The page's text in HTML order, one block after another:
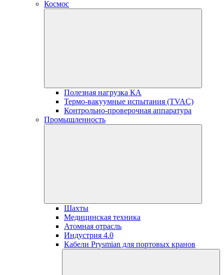
Космос
Полезная нагрузка КА
Термо-вакуумные испытания (TVAC)
Контрольно-проверочная аппаратура
Промышленность
Шахты
Медицинская техника
Атомная отрасль
Индустрия 4.0
Кабели Prysmian для портовых кранов